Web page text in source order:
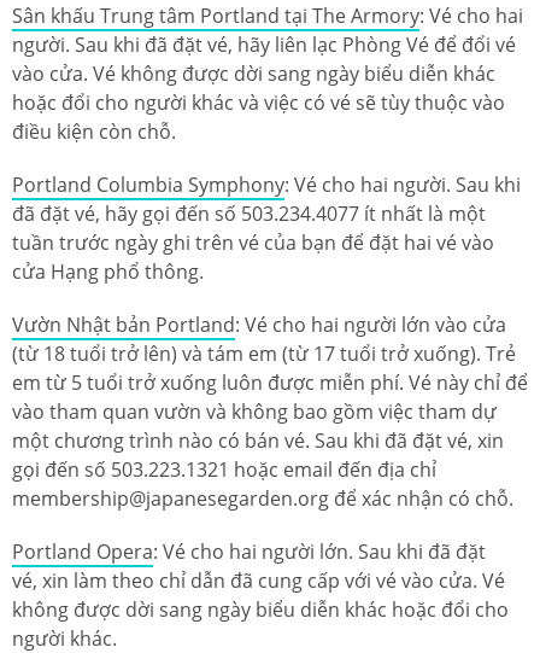
Sân khấu Trung tâm Portland tại The Armory: Vé cho hai
người. Sau khi đã đặt vé, hãy liên lạc Phòng Vé để đổi vé
vào cửa. Vé không được dời sang ngày biểu diễn khác
hoặc đổi cho người khác và việc có vé sẽ tùy thuộc vào
điều kiện còn chỗ.
Portland Columbia Symphony: Vé cho hai người. Sau khi
đã đặt vé, hãy gọi đến số 503.234.4077 ít nhất là một
tuần trước ngày ghi trên vé của bạn để đặt hai vé vào
cửa Hạng phổ thông.
Vườn Nhật bản Portland: Vé cho hai người lớn vào cửa
(từ 18 tuổi trở lên) và tám em (từ 17 tuổi trở xuống). Trẻ
em từ 5 tuổi trở xuống luôn được miễn phí. Vé này chỉ để
vào tham quan vườn và không bao gồm việc tham dự
một chương trình nào có bán vé. Sau khi đã đặt vé, xin
gọi đến số 503.223.1321 hoặc email đến địa chỉ
membership@japanesegarden.org để xác nhận có chỗ.
Portland Opera: Vé cho hai người lớn. Sau khi đã đặt
vé, xin làm theo chỉ dẫn đã cung cấp với vé vào cửa. Vé
không được dời sang ngày biểu diễn khác hoặc đổi cho
người khác.